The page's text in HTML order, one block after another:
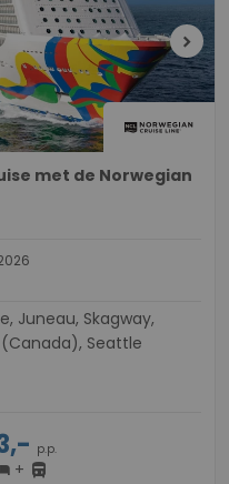
chevron_right
met de Norwegian
Seattle
p.p.
+ directions_bus